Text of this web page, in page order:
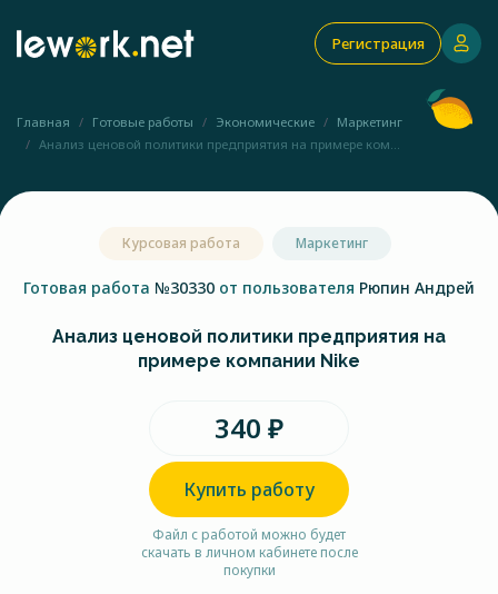
Регистрация
Главная Готовые работы Экономические
Маркетинг
Анализ ценовой политики предприятия на примере ком...
Курсовая работа Маркетинг
Готовая работа №30330 от пользователя Рюпин Андрей
Анализ ценовой политики предприятия на
примере компании Nike
340 ₽
Купить работу
Файл с работой можно будет
скачать в личном кабинете после
покупки